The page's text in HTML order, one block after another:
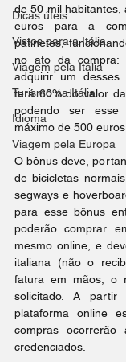
Dicas úteis
Vistos para a Itália
Viagem pela Itália
Turismo na Itália
Idioma
Viagem pela Europa
de 50 mil habitantes,
euros para a
patinetes,
no ato da compra:
adquirir um desses
terá 60% do valor
podendo ser esse
máximo de 500 euros.
O bônus deve,
de bicicletas
segways e
para esse bônus
poderão comprar
mesmo online, e
italiana (não o
fatura em mãos, o
solicitado. A
plataforma online
compras ocorrerão
credenciados.